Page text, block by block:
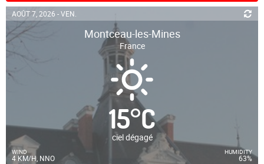
AOÛT 7, 2026 - VEN.
Montceau-les-Mines
France
15°C
ciel dégagé
WIND
4 KM/H, NNO
HUMIDITY
63%